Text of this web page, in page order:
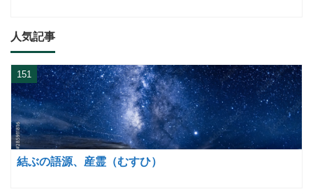
人気記事
結ぶの語源、産霊（むすひ）
151